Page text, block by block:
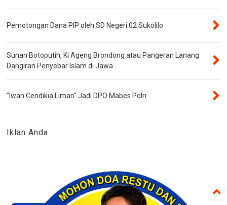
Pemotongan Dana PIP oleh SD Negeri 02 Sukolilo
Sunan Botoputih, Ki Ageng Brondong atau Pangeran Lanang
Dangiran Penyebar Islam di Jawa
"Iwan Cendikia Liman" Jadi DPO Mabes Polri
Iklan Anda